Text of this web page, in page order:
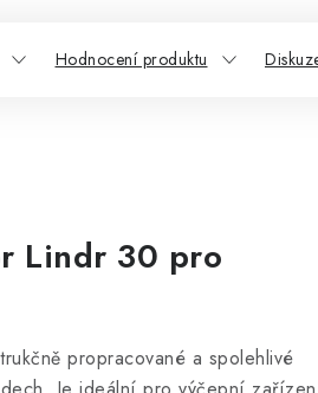
Hodnocení produktu
Lindr 30 pro
propracované a spolehlivé